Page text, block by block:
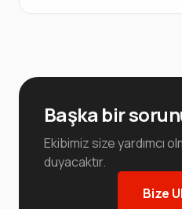
Başka bir
Ekibimiz size yardımcı
duyacaktır.
Bize